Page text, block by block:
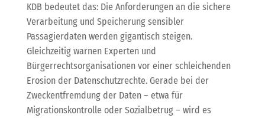
KDB bedeutet das: Die Anforderungen an die sichere
Verarbeitung und Speicherung sensibler
Passagierdaten werden gigantisch steigen.
Gleichzeitig warnen Experten und
Bürgerrechtsorganisationen vor einer schleichenden
Erosion der Datenschutzrechte. Gerade bei der
Zweckentfremdung der Daten – etwa für
Migrationskontrolle oder Sozialbetrug – wird es